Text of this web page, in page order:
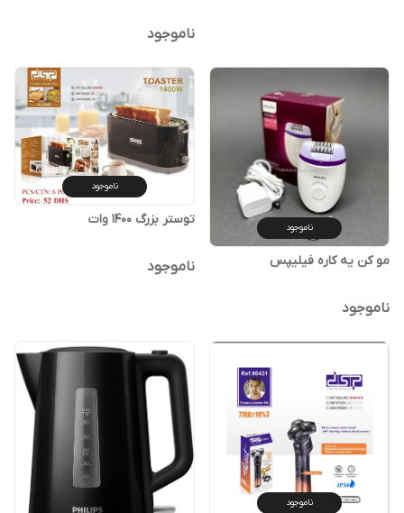
ناموجود
ناموجود
مو کن یه کاره فیلیپس
ناموجود
ناموجود
توستر بزرگ 1400 وات
ناموجود
ناموجود